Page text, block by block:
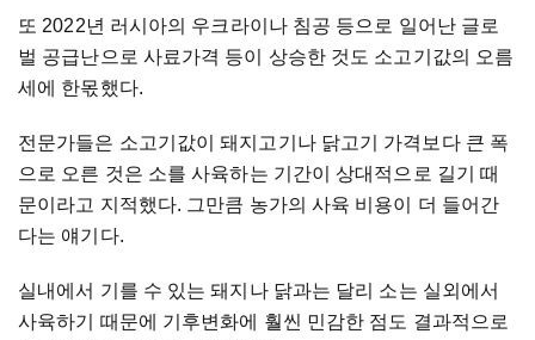
또 2022년 러시아의 우크라이나 침공 등으로 일어난 글로
벌 공급난으로 사료가격 등이 상승한 것도 소고기값의 오름
세에 한몫했다.
전문가들은 소고기값이 돼지고기나 닭고기 가격보다 큰 폭
으로 오른 것은 소를 사육하는 기간이 상대적으로 길기 때
문이라고 지적했다. 그만큼 농가의 사육 비용이 더 들어간
다는 얘기다.
실내에서 기를 수 있는 돼지나 닭과는 달리 소는 실외에서
사육하기 때문에 기후변화에 훨씬 민감한 점도 결과적으로